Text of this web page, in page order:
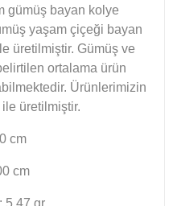
gümüş bayan kolye
yaşam çiçeği bayan
üretilmiştir. Gümüş ve
ortalama ürün
Ürünlerimizin
üretilmiştir.
cm
cm
5.47 gr.